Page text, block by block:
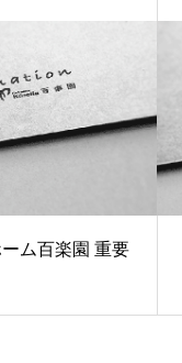
ム百楽園 重要